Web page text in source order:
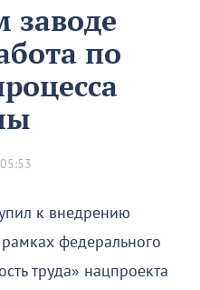
заводе
по
к внедрению
федерального
труда» нацпроекта